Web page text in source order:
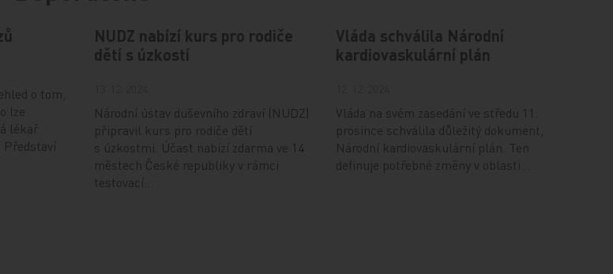
o tom,
lze
lékař
Představí
NUDZ nabízí kurs pro rodiče
dětí s úzkostí
Národní ústav duševního zdraví (NUDZ)
připravil kurs pro rodiče dětí
s úzkostmi. Účast nabízí zdarma ve 14
městech České republiky v rámci
testovací…
Vláda schválila Národní
kardiovaskulární plán
Vláda na svém zasedání ve středu 11.
prosince schválila důležitý dokument,
Národní kardiovaskulární plán. Ten
definuje potřebné změny v oblasti…